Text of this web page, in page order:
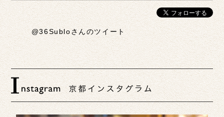
@36Subloさんのツイート